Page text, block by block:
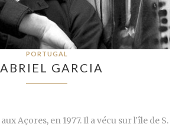
PORTUGAL
GARCIA
Açores, en 1977. Il a vécu sur l'île de S.